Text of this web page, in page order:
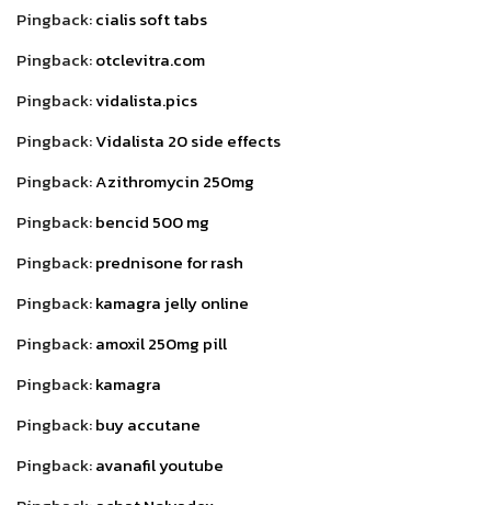
Pingback:cialis soft tabs
Pingback:otclevitra.com
Pingback:vidalista.pics
Pingback:Vidalista 20 side effects
Pingback:Azithromycin 250mg
Pingback:bencid 500 mg
Pingback:prednisone for rash
Pingback:kamagra jelly online
Pingback:amoxil 250mg pill
Pingback:kamagra
Pingback:buy accutane
Pingback:avanafil youtube